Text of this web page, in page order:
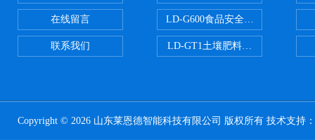
在线留言
联系我们
LD-G600食品安全检测仪
LD-GT1土壤肥料养分检测仪
Copyright © 2026 山东莱恩德智能科技有限公司 版权所有 技术支持：